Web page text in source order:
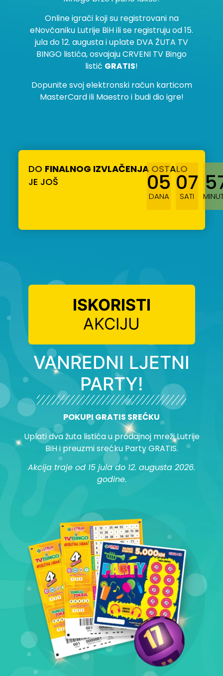
Online igrači koji su registrovani na
eNovčaniku Lutrije BiH ili se registruju od 15.
jula do 12. augusta i uplate DVA ŽUTA TV
BINGO listića, osvajaju CRVENI TV Bingo
listić GRATIS!
Dopunite svoj elektronski račun karticom
MasterCard ili Maestro i budi dio igre!
DO FINALNOG IZVLAČENJAOSTALO
JE JOŠ
05
DANA
07
SATI
ISKORISTI
AKCIJU
VANREDNI LJETNI
PARTY!
POKUPI GRATIS SREĆKU
Uplati dva žuta listića u prodajnoj mreži Lutrije
BiH i preuzmi srećku Party GRATIS.
Akcija traje od 15 jula do 12. augusta 2026.
godine.